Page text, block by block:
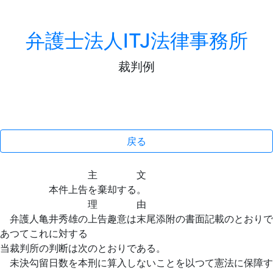
弁護士法人ITJ法律事務所
裁判例
戻る
主 文
本件上告を棄却する。
理 由
弁護人亀井秀雄の上告趣意は末尾添附の書面記載のとおりで
あつてこれに対する
当裁判所の判断は次のとおりである。
未決勾留日数を本刑に算入しないことを以つて憲法に保障す